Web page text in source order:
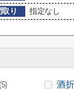
取り
指定なし
酒折